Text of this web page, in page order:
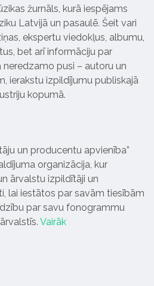
žurnāls, kurā iespējams
Latvijā un pasaulē. Šeit vari
ekspertu viedokļus, albumu,
bet arī informāciju par
pusi – autoru un
ierakstu izpildījumu publiskajā
kopumā.
un producentu apvienība”
organizācija, kur
ārvalstu izpildītāji un
lai iestātos par savām tiesībām
par savu fonogrammu
Vairāk